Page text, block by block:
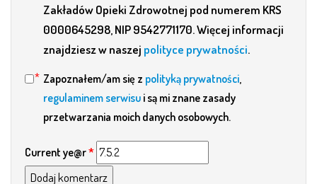
Zakładów Opieki Zdrowotnej pod numerem KRS
0000645298, NIP 9542771170. Więcej informacji
znajdziesz w naszej polityce prywatności.
Zapoznałem/am się z polityką prywatności,
regulaminem serwisu i są mi znane zasady
przetwarzania moich danych osobowych.
Current ye@r*